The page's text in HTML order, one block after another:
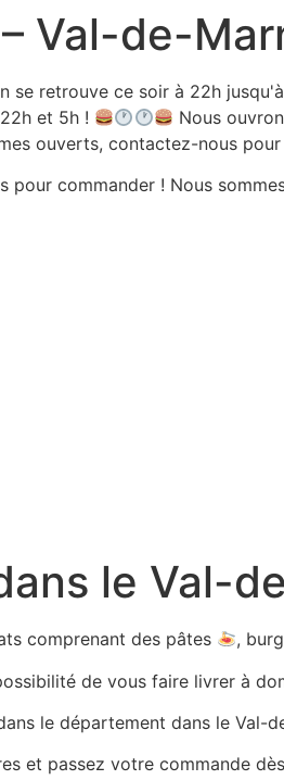
Val-de-
se retrouve ce soir à 22h
et 5h !
Nous
ouverts, contactez-nous
pour commander ! Nous
le Val-
comprenant des pâtes ,
de vous faire livrer à
le département dans le
et passez votre commande